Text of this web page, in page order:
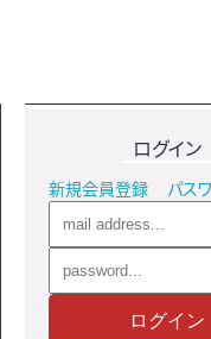
ログイン
新規会員登録 パス
ログイン